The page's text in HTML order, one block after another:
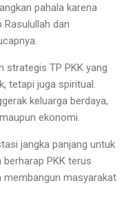
pahala karena
dan
strategis TP PKK yang
tetapi juga spiritual.
keluarga berdaya,
ekonomi.
jangka panjang untuk
PKK terus
membangun masyarakat